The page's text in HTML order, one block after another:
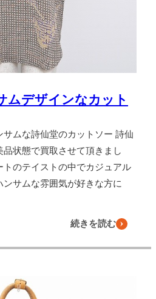
ムデザインなカット
ムな詩仙堂のカットソー 詩仙
状態で買取させて頂きまし
トのテイストの中でカジュアル
サムな雰囲気が好きな方に
続きを読む